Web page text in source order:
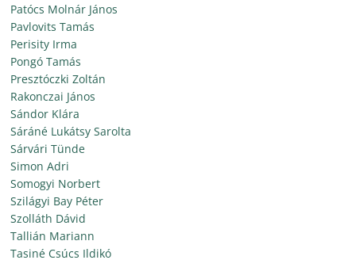
Patócs Molnár János
Pavlovits Tamás
Perisity Irma
Pongó Tamás
Presztóczki Zoltán
Rakonczai János
Sándor Klára
Sáráné Lukátsy Sarolta
Sárvári Tünde
Simon Adri
Somogyi Norbert
Szilágyi Bay Péter
Szolláth Dávid
Tallián Mariann
Tasiné Csúcs Ildikó